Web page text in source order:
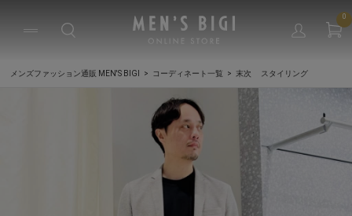
0
メンズファッション通販 MEN'S BIGI コーディネート一覧 末次 スタイリング